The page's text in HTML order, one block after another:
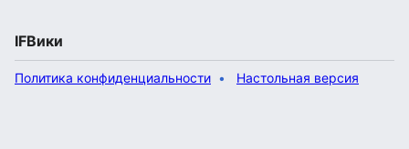
IFВики
Политика конфиденциальности Настольная версия